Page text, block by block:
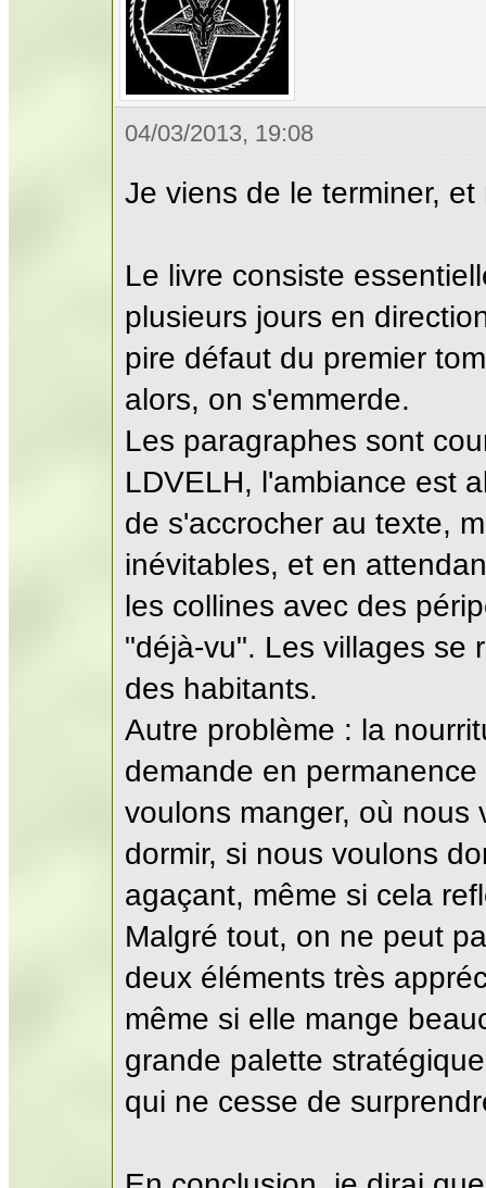
04/03/2013, 19:08
Je viens de le terminer,
Le livre consiste
plusieurs jours en
pire défaut du premier
alors, on s'emmerde.
Les paragraphes sont
LDVELH, l'ambiance est
de s'accrocher au texte,
inévitables, et en
les collines avec des
"déjà-vu". Les villages se
des habitants.
Autre problème : la
demande en
voulons manger, où nous
dormir, si nous voulons
agaçant, même si cela
Malgré tout, on ne peut
deux éléments très
même si elle mange
grande palette
qui ne cesse de